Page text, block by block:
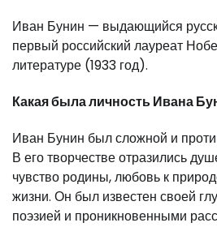
Иван Бунин — выдающийся
первый российский лауреат
литературе (1933 год).
Какая была личность Ивана
Иван Бунин был сложной и
В его творчестве отразились
чувство родины, любовь к
жизни. Он был известен своей
поэзией и проникновенными